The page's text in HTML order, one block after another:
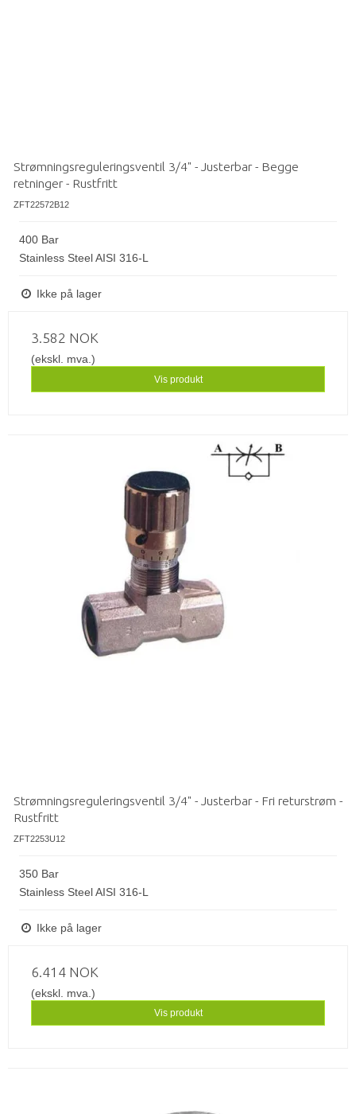
Strømningsreguleringsventil 3/4" - Justerbar - Begge
retninger - Rustfritt
ZFT22572B12
400 Bar
Stainless Steel AISI 316-L
Ikke på lager
3.582 NOK
(ekskl. mva.)
Vis produkt
Strømningsreguleringsventil 3/4" - Justerbar - Fri returstrøm -
Rustfritt
ZFT2253U12
350 Bar
Stainless Steel AISI 316-L
Ikke på lager
6.414 NOK
(ekskl. mva.)
Vis produkt